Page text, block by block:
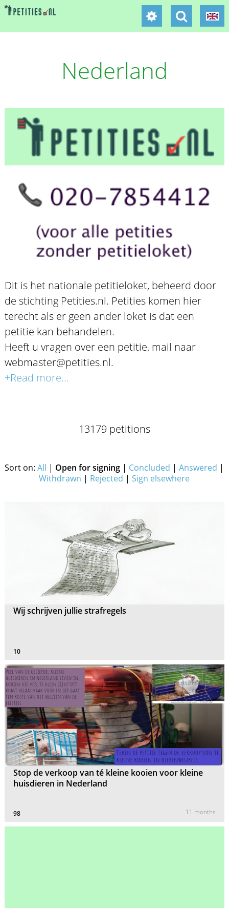
Nederland
Dit is het nationale petitieloket, beheerd door
de stichting Petities.nl. Petities komen hier
terecht als er geen ander loket is dat een
petitie kan behandelen.
Heeft u vragen over een petitie, mail naar
webmaster@petities.nl.
+Read more...
13179 petitions
Sort on:All | Open for signing | Concluded |Answered |
Withdrawn | Rejected |Sign elsewhere
Wij schrijven jullie strafregels
10
Stop de verkoop van té kleine kooien voor kleine
huisdieren in Nederland
98 11 months